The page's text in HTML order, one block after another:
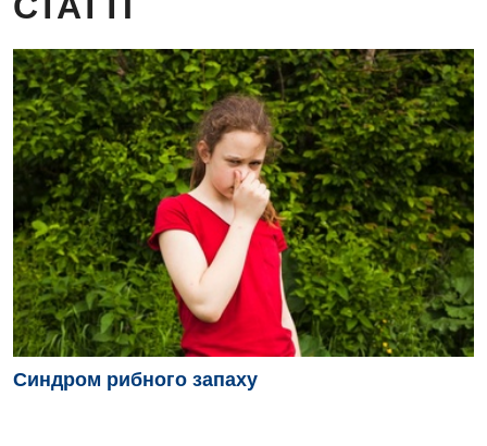
Синдром рибного запаху